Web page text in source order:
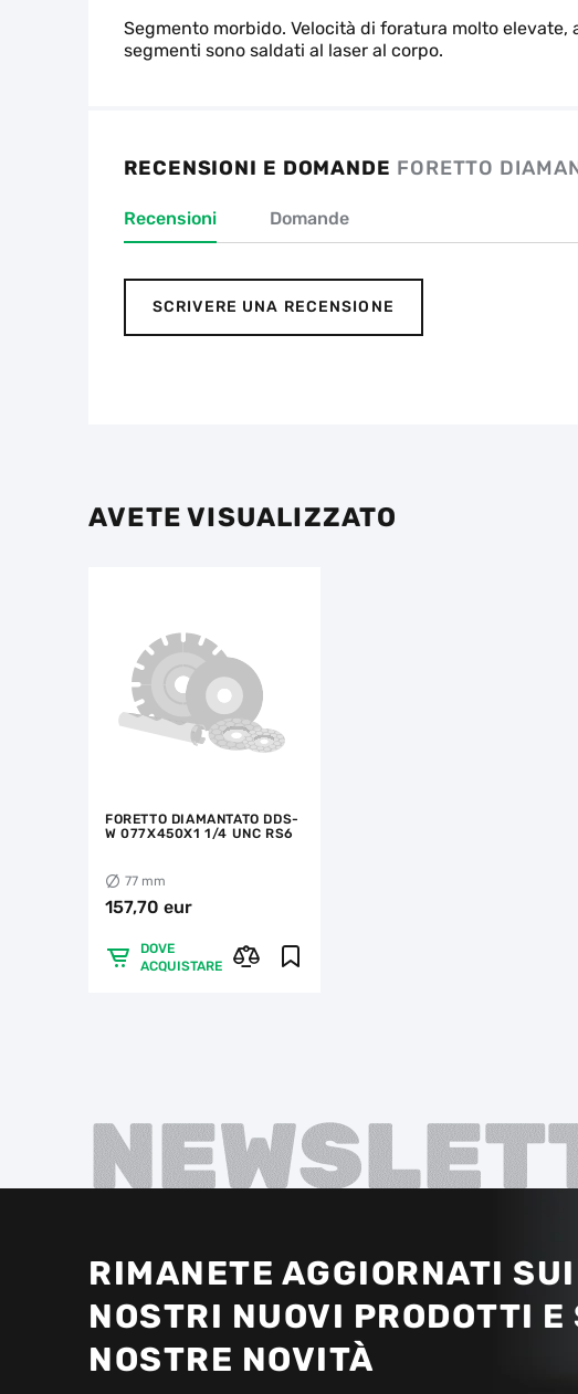
Segmento morbido. Velocità di foratura molto
segmenti sono saldati al laser al corpo.
RECENSIONI E DOMANDE FORETTO
Recensioni Domande
SCRIVERE UNA RECENSIONE
AVETE VISUALIZZATO
FORETTO DIAMANTATO DDS-
W 077X450X1 1/4 UNC RS6
77 mm
157,70 eur
DOVE
ACQUISTARE
RIMANETE AGGIORNATI SUI
NOSTRI NUOVI PRODOTTI E
NOSTRE NOVITÀ